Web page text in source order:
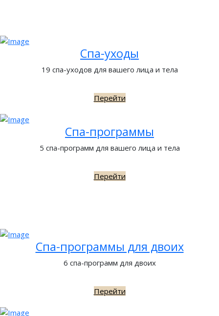
Спа-уходы
19 спа-уходов для вашего лица и тела
Перейти
Спа-программы
5 спа-программ для вашего лица и тела
Перейти
Спа-программы для двоих
6 спа-программ для двоих
Перейти